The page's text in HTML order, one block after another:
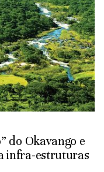
do Okavango e
infra-estruturas